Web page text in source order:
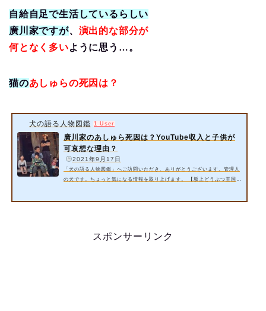
自給自足で生活しているらしい
廣川家ですが、 演出的な部分が
何となく 多いように思う…。
猫のあしゅらの死因は？
犬の語る人物図鑑 1 User
廣川家のあしゅら死因は？YouTube収入と子供が
可哀想な理由？
2021年9月17日
「犬の語る人物図鑑」へご訪問いただき、ありがとうございます。管理人
の犬です。ちょっと気になる情報を取り上げます。 【坂上どうぶつ王国】
スポンサーリンク